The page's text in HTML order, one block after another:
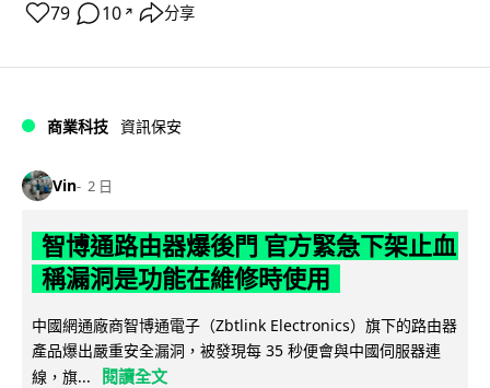
79 10 ↗ 分享
商業科技 資訊保安
Vin 2 日
智博通路由器爆後門 官方緊急下架止血
稱漏洞是功能在維修時使用
中國網通廠商智博通電子（Zbtlink Electronics）旗下的路由器
產品爆出嚴重安全漏洞，被發現每 35 秒便會與中國伺服器連
線，旗...
閱讀全文